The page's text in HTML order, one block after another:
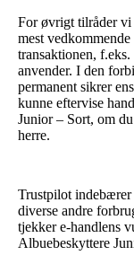
For øvrigt tilråder vi
mest
transaktionen,
anvender. I den
permanent sikrer
kunne eftervise
Junior – Sort, om
herre.
Trustpilot indebærer
diverse andre
tjekker e-handlens
Albuebeskyttere